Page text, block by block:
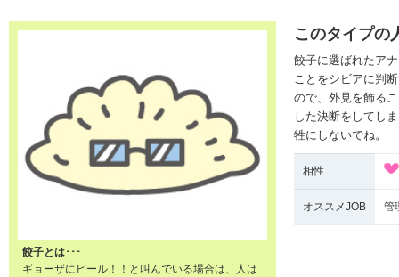
餃子とは･･･
ギョーザにビール！！と叫んでいる場合は、人は
このタイプの
餃子に選ばれたア
ことをシビアに判
ので、外見を飾る
した決断をしてし
牲にしないでね。
相性
オススメJOB 管